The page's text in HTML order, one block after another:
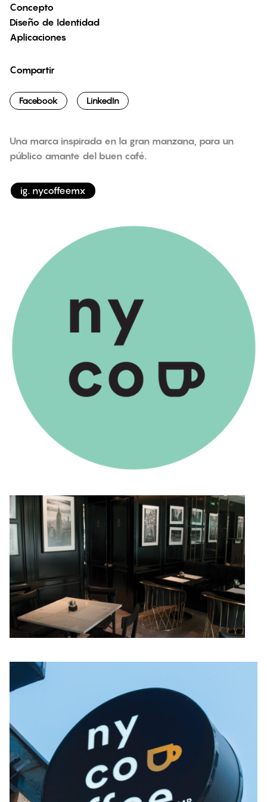
Concepto
Diseño de Identidad
Aplicaciones
Facebook LinkedIn
Compartir
Una marca inspirada en la gran manzana, para un
público amante del buen café.
ig. nycoffeemx